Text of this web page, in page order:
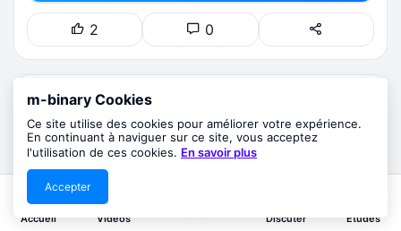
m-binary Cookies
Ce site utilise des cookies pour améliorer votre expérience.
En continuant à naviguer sur ce site, vous acceptez
l'utilisation de ces cookies. En savoir plus
Accepter
2 0
@mukaz
Guides & Tutoriels
💨 Boostez le démarrage de votre PC Windows en
quelques astuces simples ! PC Windows tr
Accueil Vidéos Discuter Études